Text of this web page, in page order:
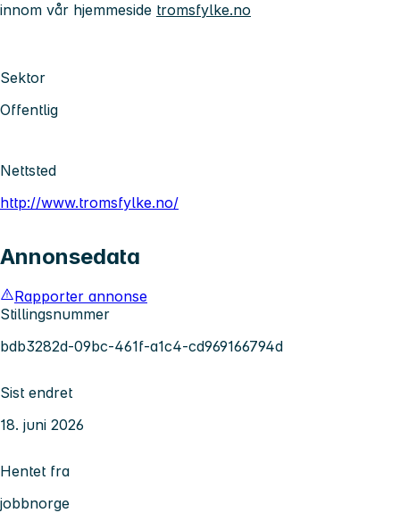
innom vår hjemmeside tromsfylke.no
Sektor
Offentlig
Nettsted
http://www.tromsfylke.no/
Annonsedata
Rapporter annonse
Stillingsnummer
bdb3282d-09bc-461f-a1c4-cd969166794d
Sist endret
18. juni 2026
Hentet fra
jobbnorge